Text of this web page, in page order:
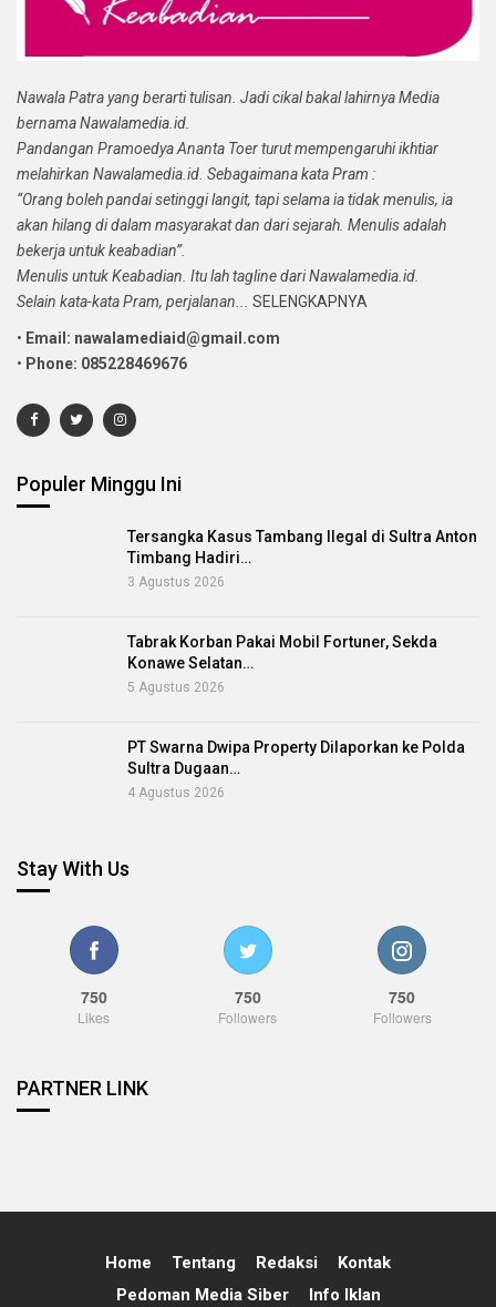
Nawala Patra yang berarti tulisan. Jadi cikal bakal lahirnya Media
bernama Nawalamedia.id.
Pandangan Pramoedya Ananta Toer turut mempengaruhi ikhtiar
melahirkan Nawalamedia.id. Sebagaimana kata Pram :
“Orang boleh pandai setinggi langit, tapi selama ia tidak menulis, ia
akan hilang di dalam masyarakat dan dari sejarah. Menulis adalah
bekerja untuk keabadian”.
Menulis untuk Keabadian. Itu lah tagline dari Nawalamedia.id.
Selain kata-kata Pram, perjalanan...
SELENGKAPNYA
• Email: nawalamediaid@gmail.com
• Phone: 085228469676
Populer Minggu Ini
Tersangka Kasus Tambang Ilegal di Sultra Anton
Timbang Hadiri…
3 Agustus 2026
Tabrak Korban Pakai Mobil Fortuner, Sekda
Konawe Selatan…
5 Agustus 2026
PT Swarna Dwipa Property Dilaporkan ke Polda
Sultra Dugaan…
4 Agustus 2026
Stay With Us
750
Likes
750
Followers
750
Followers
PARTNER LINK
Home Tentang Redaksi
Kontak
Pedoman Media Siber
Info Iklan